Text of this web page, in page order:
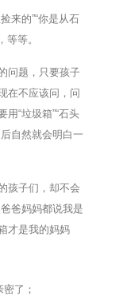
来的”“你是从石
等等。
问题，只要孩子
在不应该问，问
“垃圾箱”“石头
自然就会明白一
孩子们，却不会
爸妈妈都说我是
才是我的妈妈
了；